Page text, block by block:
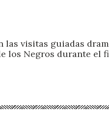
las visitas guiadas
los Negros durante el